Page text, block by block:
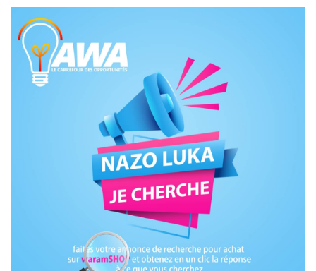
SOLUTIONS AUX ENTREPRISES
MON COMPTE
AWASHOP
VEILLE JURIDIQUE ET FISCALE
LES ANALYSES